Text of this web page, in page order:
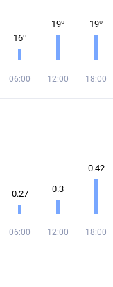
16°
06:00
19°
12:00
19°
18:00
0.27
06:00
0.3
12:00
0.42
18:00